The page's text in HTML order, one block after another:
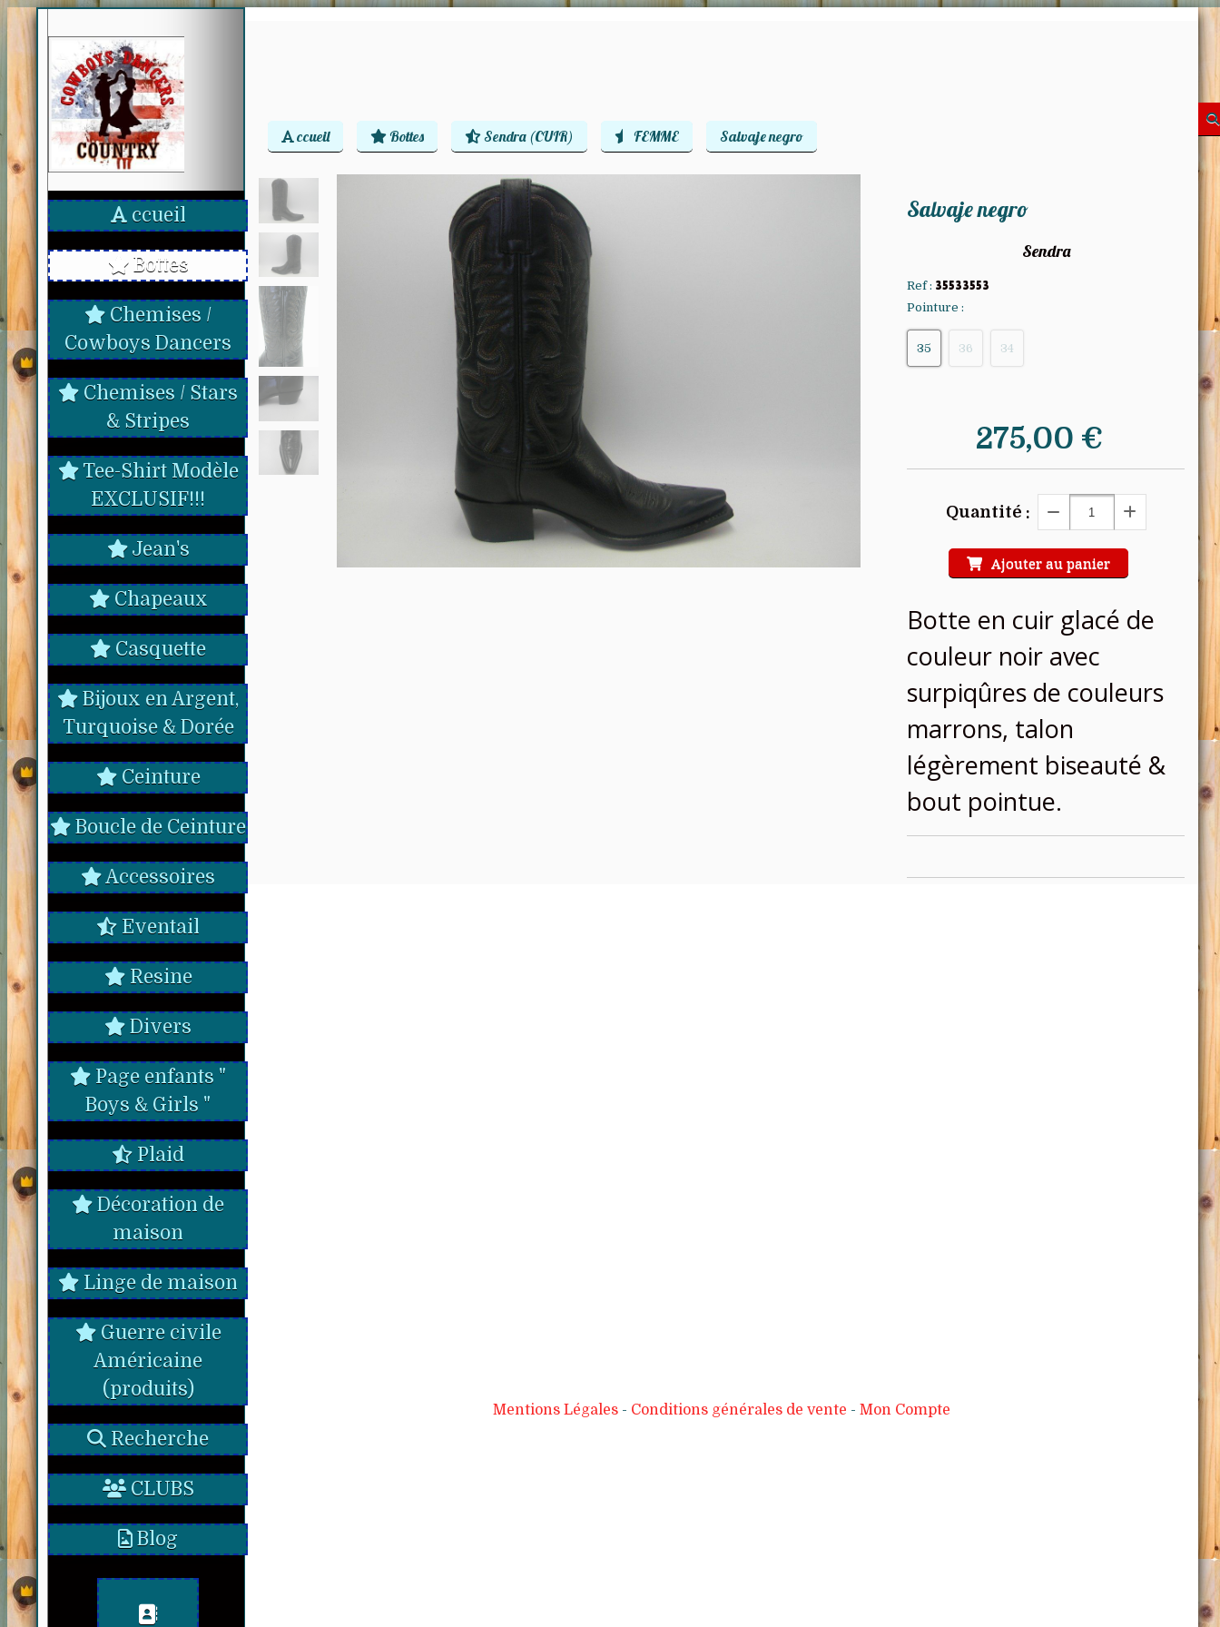
ccueil
Bottes
Chemises /
Cowboys Dancers
Chemises / Stars
& Stripes
Tee-Shirt Modèle
EXCLUSIF!!!
Jean's
Chapeaux
Casquette
Bijoux en Argent,
Turquoise & Dorée
Ceinture
Boucle de Ceinture
Accessoires
Eventail
Resine
Divers
Page enfants "
Boys & Girls "
Plaid
Décoration de
maison
Linge de maison
Guerre civile
Américaine
(produits)
Recherche
CLUBS
Blog
ccueil Bottes Sendra (CUIR) FEMME Salvaje negro
Salvaje negro
Sendra
Ref : 35533553
Pointure :
35 36 34
275,00 €
Quantité :
Ajouter au panier
Botte en cuir glacé de
couleur noir avec
surpiqûres de couleurs
marrons, talon
légèrement biseauté &
bout pointue.
Mentions Légales Conditions générales de vente Mon Compte